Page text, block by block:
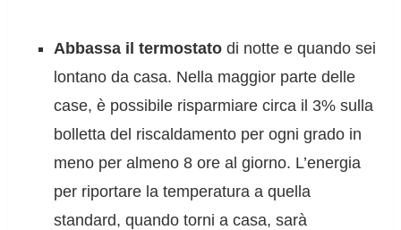
Abbassa il termostato di notte e quando sei
lontano da casa. Nella maggior parte delle
case, è possibile risparmiare circa il 3% sulla
bolletta del riscaldamento per ogni grado in
meno per almeno 8 ore al giorno. L’energia
per riportare la temperatura a quella
standard, quando torni a casa, sarà